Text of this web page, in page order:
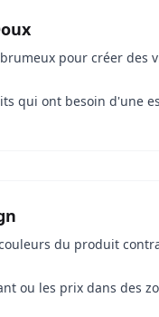
pour créer des
qui ont besoin d'une
du produit
ou les prix dans des